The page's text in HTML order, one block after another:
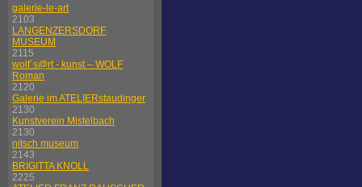
galerie-le-art
2103
LANGENZERSDORF
MUSEUM
2115
wolf´s@rt - kunst – WOLF
Roman
2120
Galerie im ATELIERstaudinger
2130
Kunstverein Mistelbach
2130
nitsch museum
2143
BRIGITTA KNOLL
2225